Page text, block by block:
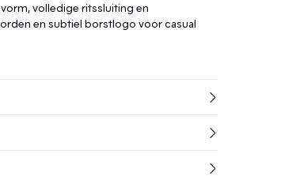
volledige ritssluiting en
en subtiel borstlogo voor casual